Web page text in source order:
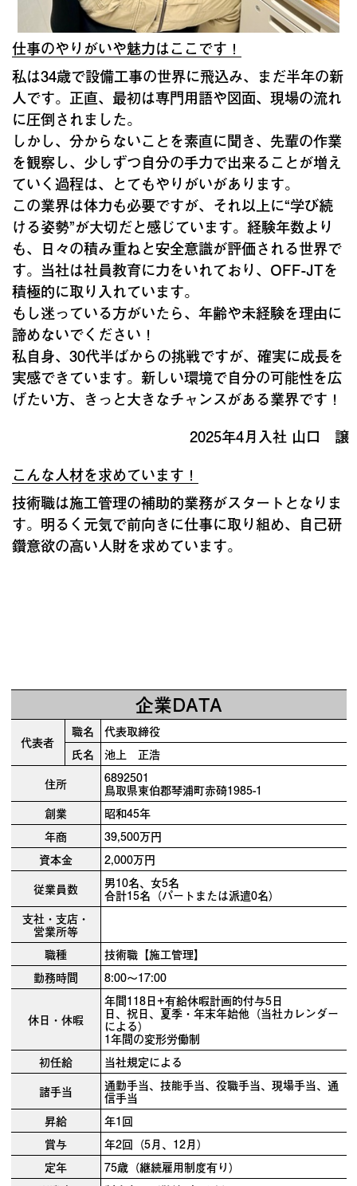
仕事のやりがいや魅力はここです！
私は34歳で設備工事の世界に飛込み、まだ半年の新
人です。正直、最初は専門用語や図面、現場の流れ
に圧倒されました。
しかし、分からないことを素直に聞き、先輩の作業
を観察し、少しずつ自分の手力で出来ることが増え
ていく過程は、とてもやりがいがあります。
この業界は体力も必要ですが、それ以上に“学び続
ける姿勢”が大切だと感じています。経験年数より
も、日々の積み重ねと安全意識が評価される世界で
す。当社は社員教育に力をいれており、OFF-JTを
積極的に取り入れています。
もし迷っている方がいたら、年齢や未経験を理由に
諦めないでください！
私自身、30代半ばからの挑戦ですが、確実に成長を
実感できています。新しい環境で自分の可能性を広
げたい方、きっと大きなチャンスがある業界です！
2025年4月入社 山口 譲
こんな人材を求めています！
技術職は施工管理の補助的業務がスタートとなりま
す。明るく元気で前向きに仕事に取り組め、自己研
鑽意欲の高い人財を求めています。
企業DATA
代表者
職名
代表取締役
氏名
池上 正浩
住所
6892501
鳥取県東伯郡琴浦町赤碕1985-1
創業
昭和45年
年商
39,500万円
資本金
2,000万円
従業員数
男10名、女5名
合計15名（パートまたは派遣0名）
支社・支店・
営業所等
職種
技術職【施工管理】
勤務時間
8:00～17:00
休日・休暇
年間118日+有給休暇計画的付与5日
日、祝日、夏季・年末年始他（当社カレンダー
による）
1年間の変形労働制
初任給
当社規定による
諸手当
通勤手当、技能手当、役職手当、現場手当、通
信手当
昇給
年1回
賞与
年2回（5月、12月）
定年
75歳（継続雇用制度有り）